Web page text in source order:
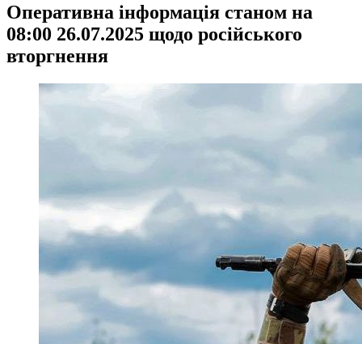
Оперативна інформація станом на
08:00 26.07.2025 щодо російського
вторгнення